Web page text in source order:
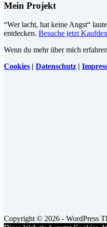
Mein Projekt
“Wer lacht, hat keine Angst“
entdecken. Besuche jetzt Kaufdex
Wenn du mehr über mich
Cookies | Datenschutz |
Copyright © 2026 - WordPress